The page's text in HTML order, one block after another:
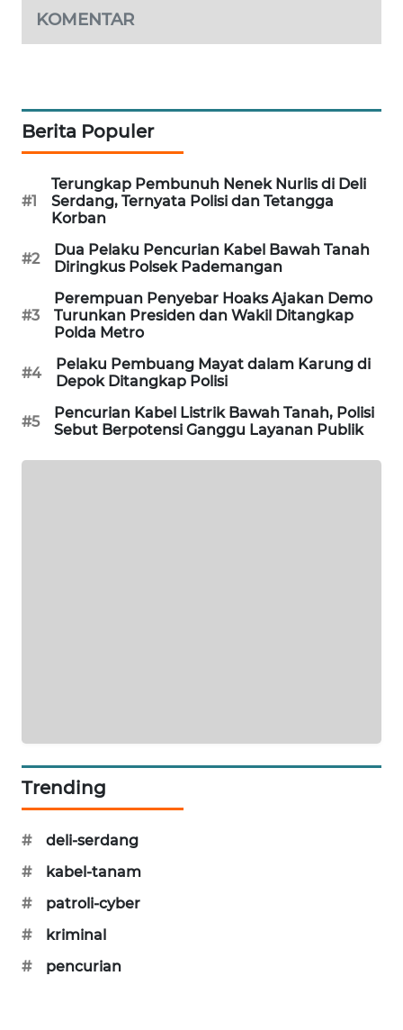
KOMENTAR
Berita Populer
#1
Terungkap Pembunuh Nenek Nurlis di Deli
Serdang, Ternyata Polisi dan Tetangga
Korban
#2
Dua Pelaku Pencurian Kabel Bawah Tanah
Diringkus Polsek Pademangan
#3
Perempuan Penyebar Hoaks Ajakan Demo
Turunkan Presiden dan Wakil Ditangkap
Polda Metro
#4
Pelaku Pembuang Mayat dalam Karung di
Depok Ditangkap Polisi
#5
Pencurian Kabel Listrik Bawah Tanah, Polisi
Sebut Berpotensi Ganggu Layanan Publik
Trending
#
deli-serdang
#
kabel-tanam
#
patroli-cyber
#
kriminal
#
pencurian
MASYARAKAT
KELISTRIKAN
WALINKI
ID
MAWAKA
ID
MARTABAT
NET
PLN
WATCH
FORJASIDA
NEWS
NEWS